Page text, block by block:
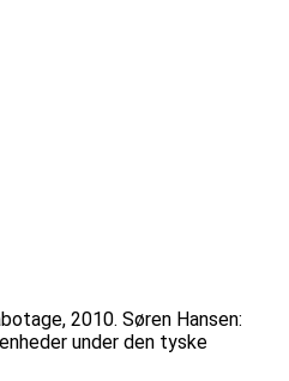
2010. Søren Hansen:
under den tyske